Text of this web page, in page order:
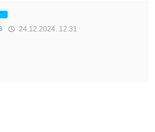
24.12.2024. 12:31